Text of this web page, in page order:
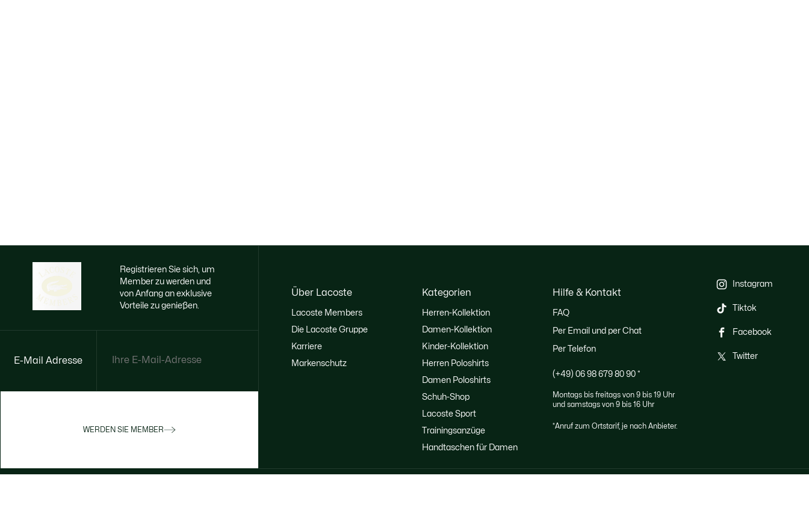
Registrieren Sie sich, um
Member zu werden und
von Anfang an exklusive
Vorteile zu genießen.
E-Mail Adresse
WERDEN SIE MEMBER
Über Lacoste
Lacoste Members
Die Lacoste Gruppe
Karriere
Markenschutz
Kategorien
Herren-Kollektion
Damen-Kollektion
Kinder-Kollektion
Herren Poloshirts
Damen Poloshirts
Schuh-Shop
Lacoste Sport
Trainingsanzüge
Handtaschen für Damen
Hilfe & Kontakt
FAQ
Per Email und per Chat
Per Telefon
(+49) 06 98 679 80 90 *
Montags bis freitags von 9 bis 19 Uhr
und samstags von 9 bis 16 Uhr
*Anruf zum Ortstarif, je nach Anbieter.
Instagram
Tiktok
Facebook
Twitter